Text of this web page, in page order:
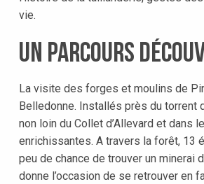
vie.
Un parcours
La visite des forges et moulins de
Belledonne. Installés près du torrent
non loin du Collet d’Allevard et dans
enrichissantes. A travers la forêt, 13
peu de chance de trouver un minerai
donne l’occasion de se retrouver en